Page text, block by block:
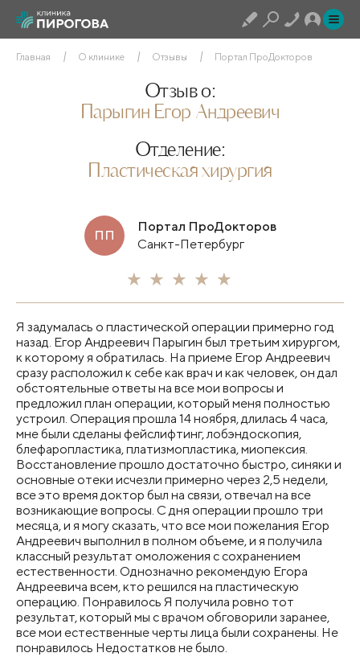
Главная О клинике Отзывы Портал ПроДокторов
Отзыв о:
Парыгин Егор Андреевич
Отделение:
Пластическая хирургия
ПП
Портал ПроДокторов
Санкт-Петербург
Я задумалась о пластической операции примерно год
назад. Егор Андреевич Парыгин был третьим хирургом,
к которому я обратилась. На приеме Егор Андреевич
сразу расположил к себе как врач и как человек, он дал
обстоятельные ответы на все мои вопросы и
предложил план операции, который меня полностью
устроил. Операция прошла 14 ноября, длилась 4 часа,
мне были сделаны фейслифтинг, лобэндоскопия,
блефаропластика​, платизмопластика, миопексия.
Восстановление прошло достаточно быстро, синяки и
основные отеки исчезли примерно через 2,5 недели,
все это время доктор был на связи, отвечал на все
возникающие вопросы. С дня операции прошло три
месяца, и я могу сказать, что все мои пожелания Егор
Андреевич выполнил в полном объеме, и я получила
классный результат омоложения с сохранением
естественности. Однозначно рекомендую Егора
Андреевича всем, кто решился на пластическую
операцию. Понравилось Я получила ровно тот
результат, который мы с врачом обговорили заранее,
все мои естественные черты лица были сохранены. Не
понравилось Недостатков не было.